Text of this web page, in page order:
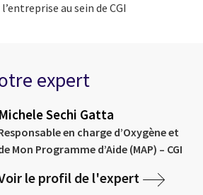
au sein de CGI
expert
Michele Sechi Gatta
en charge d’Oxygène et
Mon Programme d’Aide (MAP) – CGI
le profil de l'expert